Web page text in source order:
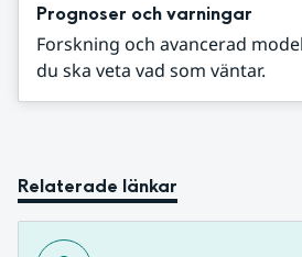
Prognoser och varningar
Forskning och avancerad
du ska veta vad som väntar.
Relaterade länkar